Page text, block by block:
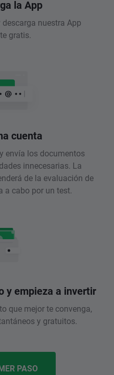
la App
nuestra App
gratis.
cuenta
envía los documentos
innecesarias. La
de la evaluación de
a cabo por un test.
y empieza a invertir
que mejor te convenga,
y gratuitos.
PASO